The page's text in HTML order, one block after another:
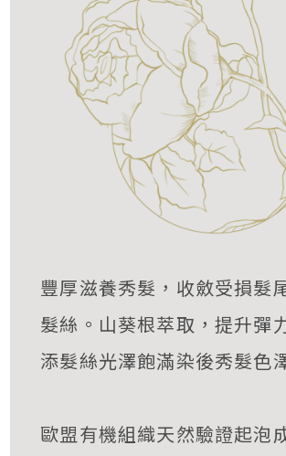
豐厚滋養秀髮，收斂受損髮
髮絲。山葵根萃取，提升彈
添髮絲光澤飽滿染後秀髮色
歐盟有機組織天然驗證起泡